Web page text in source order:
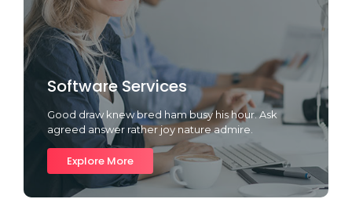
Software Services
Good draw knew bred ham busy his hour. Ask
agreed answer rather joy nature admire.
Explore More